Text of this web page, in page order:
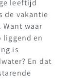
leeftijd
de vakantie
waar
liggend en
is
En dat